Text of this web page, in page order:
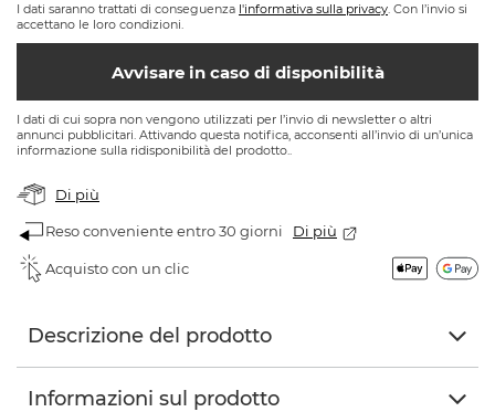
I dati saranno trattati di conseguenza l'informativa sulla privacy. Con l’invio si
accettano le loro condizioni.
Avvisare in caso di disponibilità
I dati di cui sopra non vengono utilizzati per l’invio di newsletter o altri
annunci pubblicitari. Attivando questa notifica, acconsenti all’invio di un’unica
informazione sulla ridisponibilità del prodotto..
Di più
Reso conveniente entro 30 giorni Di più
Acquisto con un clic
Descrizione del prodotto
Informazioni sul prodotto